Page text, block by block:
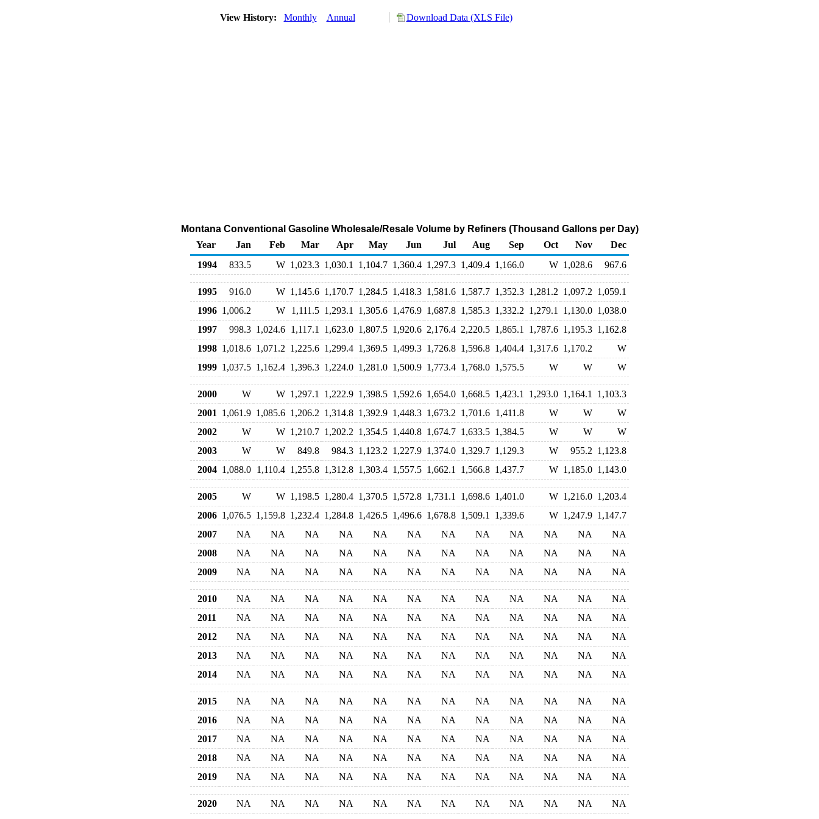
View History: Monthly Annual Download Data (XLS File)
Montana Conventional Gasoline Wholesale/Resale Volume by Refiners (Thousand Gallons per Day)
Year
Jan Feb Mar Apr May Jun Jul Aug Sep Oct Nov
Dec
1994
833.5 W 1,023.3 1,030.1 1,104.7 1,360.4 1,297.3 1,409.4 1,166.0 W 1,028.6 967.6
1995 916.0 W 1,145.6 1,170.7 1,284.5 1,418.3 1,581.6 1,587.7 1,352.3 1,281.2 1,097.2 1,059.1
1996 1,006.2 W 1,111.5 1,293.1 1,305.6 1,476.9 1,687.8 1,585.3 1,332.2 1,279.1 1,130.0 1,038.0
1997
998.3 1,024.6 1,117.1 1,623.0 1,807.5 1,920.6 2,176.4 2,220.5 1,865.1 1,787.6 1,195.3 1,162.8
1998 1,018.6 1,071.2 1,225.6 1,299.4 1,369.5 1,499.3 1,726.8 1,596.8 1,404.4 1,317.6 1,170.2
W
1999 1,037.5 1,162.4 1,396.3 1,224.0 1,281.0 1,500.9 1,773.4 1,768.0 1,575.5 W W W
2000 W W 1,297.1 1,222.9 1,398.5 1,592.6 1,654.0 1,668.5 1,423.1 1,293.0 1,164.1
1,103.3
2001
1,061.9 1,085.6 1,206.2 1,314.8 1,392.9 1,448.3 1,673.2 1,701.6 1,411.8 W W
W
2002
W W 1,210.7 1,202.2 1,354.5 1,440.8 1,674.7 1,633.5 1,384.5 W W
W
2003
W W 849.8 984.3 1,123.2 1,227.9 1,374.0 1,329.7 1,129.3 W 955.2 1,123.8
2004 1,088.0 1,110.4 1,255.8 1,312.8 1,303.4 1,557.5 1,662.1 1,566.8 1,437.7 W 1,185.0 1,143.0
2005 W W 1,198.5 1,280.4 1,370.5 1,572.8 1,731.1 1,698.6 1,401.0 W 1,216.0 1,203.4
2006 1,076.5 1,159.8 1,232.4 1,284.8 1,426.5 1,496.6 1,678.8 1,509.1 1,339.6 W 1,247.9 1,147.7
2007
NA NA NA NA NA NA NA NA NA NA NA
NA
2008
NA NA NA NA NA NA NA NA NA NA NA
NA
2009
NA NA NA NA NA NA NA NA NA NA NA NA
2010 NA NA NA NA NA NA NA NA NA NA NA
NA
2011
NA NA NA NA NA NA NA NA NA NA NA
NA
2012
NA NA NA NA NA NA NA NA NA NA NA
NA
2013
NA NA NA NA NA NA NA NA NA NA NA
NA
2014
NA NA NA NA NA NA NA NA NA NA NA NA
2015 NA NA NA NA NA NA NA NA NA NA NA
NA
2016
NA NA NA NA NA NA NA NA NA NA NA
NA
2017
NA NA NA NA NA NA NA NA NA NA NA
NA
2018
NA NA NA NA NA NA NA NA NA NA NA
NA
2019
NA NA NA NA NA NA NA NA NA NA NA NA
2020 NA NA NA NA NA NA NA NA NA NA NA
NA